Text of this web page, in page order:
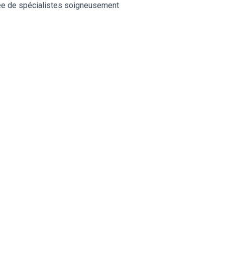
de spécialistes soigneusement